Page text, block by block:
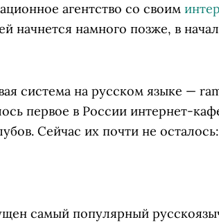
агентство со своим
начнется намного позже, в
система на русском языке —
первое в России интернет-
Сейчас их почти не
самый популярный